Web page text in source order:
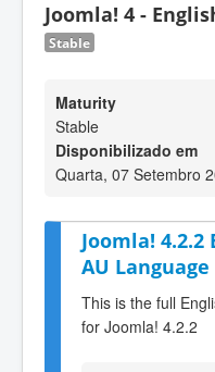
Joomla! 4 -
Stable
Maturity
Stable
Disponibilizado em
Quarta, 07 Setembro
Joomla!
AU Language
This is the full
for Joomla! 4.2.2